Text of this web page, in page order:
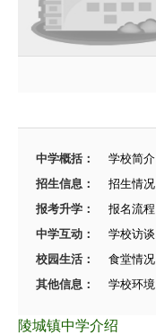
中学概括： 学校简介
招生信息：
招生情况
报考升学：
报名流程
中学互动：
学校访谈
校园生活：
食堂情况
其他信息：
学校环境
陵城镇中学介绍